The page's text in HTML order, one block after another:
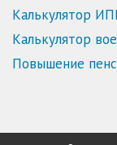
Калькулятор
Калькулятор
Повышение